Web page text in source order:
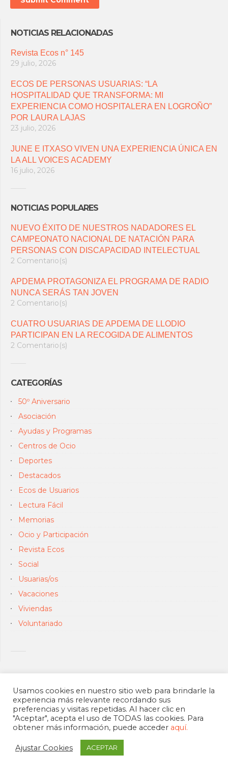
NOTICIAS RELACIONADAS
Revista Ecos n° 145
29 julio, 2026
ECOS DE PERSONAS USUARIAS: “LA
HOSPITALIDAD QUE TRANSFORMA: MI
EXPERIENCIA COMO HOSPITALERA EN LOGROÑO”
POR LAURA LAJAS
23 julio, 2026
JUNE E ITXASO VIVEN UNA EXPERIENCIA ÚNICA EN
LA ALL VOICES ACADEMY
16 julio, 2026
NOTICIAS POPULARES
NUEVO ÉXITO DE NUESTROS NADADORES EL
CAMPEONATO NACIONAL DE NATACIÓN PARA
PERSONAS CON DISCAPACIDAD INTELECTUAL
2 Comentario(s)
APDEMA PROTAGONIZA EL PROGRAMA DE RADIO
NUNCA SERÁS TAN JOVEN
2 Comentario(s)
CUATRO USUARIAS DE APDEMA DE LLODIO
PARTICIPAN EN LA RECOGIDA DE ALIMENTOS
2 Comentario(s)
CATEGORÍAS
50º Aniversario
Asociación
Ayudas y Programas
Centros de Ocio
Deportes
Destacados
Ecos de Usuarios
Lectura Fácil
Memorias
Ocio y Participación
Revista Ecos
Social
Usuarias/os
Vacaciones
Viviendas
Voluntariado
Usamos cookies en nuestro sitio web para brindarle la
experiencia más relevante recordando sus
preferencias y visitas repetidas. Al hacer clic en
"Aceptar", acepta el uso de TODAS las cookies. Para
obtener más información, puede acceder aquí.
Ajustar Cookies ACEPTAR